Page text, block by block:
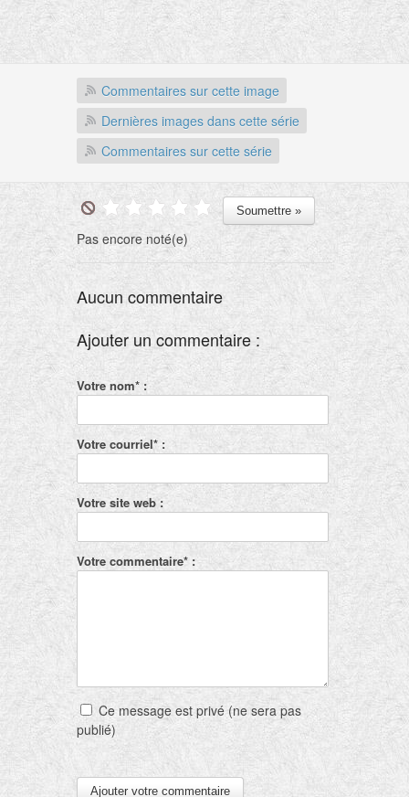
Commentaires sur cette image
Dernières images dans cette série
Commentaires sur cette série
Pas encore noté(e)
Aucun commentaire
Ajouter un commentaire :
Votre nom* :
Votre courriel* :
Votre site web :
Votre commentaire* :
Ce message est privé (ne sera pas
publié)